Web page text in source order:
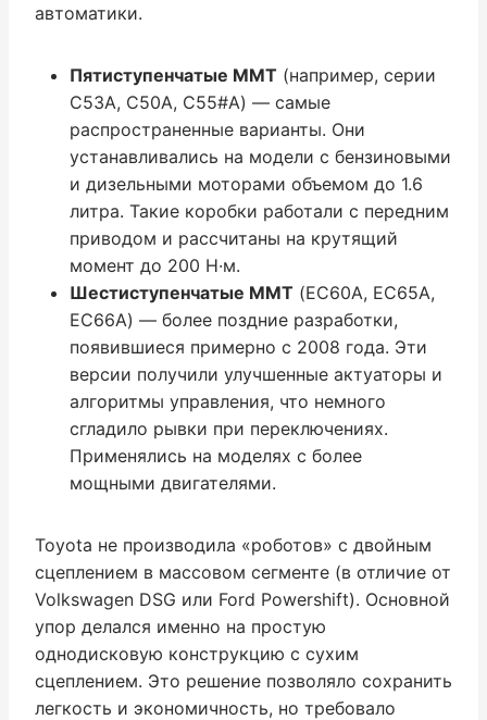
автоматики.
Пятиступенчатые ММТ (например, серии
C53A, C50A, C55#A) — самые
распространенные варианты. Они
устанавливались на модели с бензиновыми
и дизельными моторами объемом до 1.6
литра. Такие коробки работали с передним
приводом и рассчитаны на крутящий
момент до 200 Н·м.
Шестиступенчатые ММТ (EC60A, EC65A,
EC66A) — более поздние разработки,
появившиеся примерно с 2008 года. Эти
версии получили улучшенные актуаторы и
алгоритмы управления, что немного
сгладило рывки при переключениях.
Применялись на моделях с более
мощными двигателями.
Toyota не производила «роботов» с двойным
сцеплением в массовом сегменте (в отличие от
Volkswagen DSG или Ford Powershift). Основной
упор делался именно на простую
однодисковую конструкцию с сухим
сцеплением. Это решение позволяло сохранить
легкость и экономичность, но требовало